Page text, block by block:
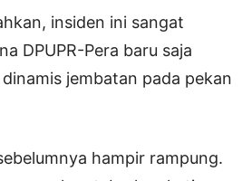
insiden ini sangat
DPUPR-Pera baru saja
jembatan pada pekan
hampir rampung.